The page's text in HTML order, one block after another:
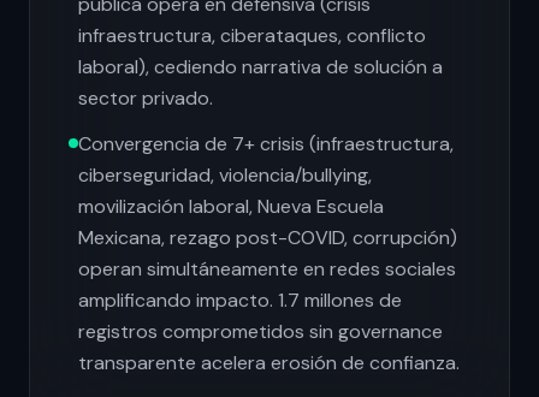
infraestructura, ciberataques, conflicto
laboral), cediendo narrativa de solución a
sector privado.
Convergencia de 7+ crisis (infraestructura,
ciberseguridad, violencia/bullying,
movilización laboral, Nueva Escuela
Mexicana, rezago post-COVID, corrupción)
operan simultáneamente en redes sociales
amplificando impacto. 1.7 millones de
registros comprometidos sin governance
transparente acelera erosión de confianza.